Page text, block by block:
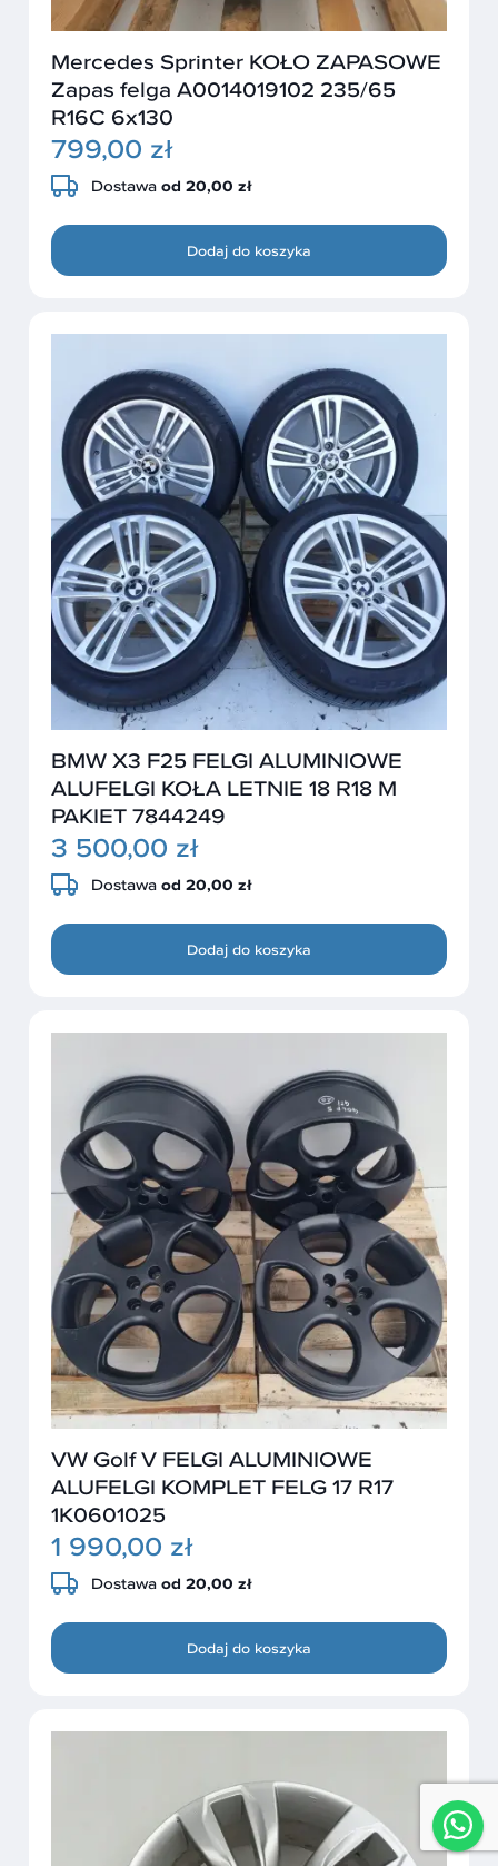
Mercedes Sprinter KOŁO ZAPASOWE
Zapas felga A0014019102 235/65
R16C 6x130
799,00 zł
Dostawa od 20,00 zł
Dodaj do koszyka
BMW X3 F25 FELGI ALUMINIOWE
ALUFELGI KOŁA LETNIE 18 R18 M
PAKIET 7844249
3 500,00 zł
Dostawa od 20,00 zł
Dodaj do koszyka
VW Golf V FELGI ALUMINIOWE
ALUFELGI KOMPLET FELG 17 R17
1K0601025
1 990,00 zł
Dostawa od 20,00 zł
Dodaj do koszyka